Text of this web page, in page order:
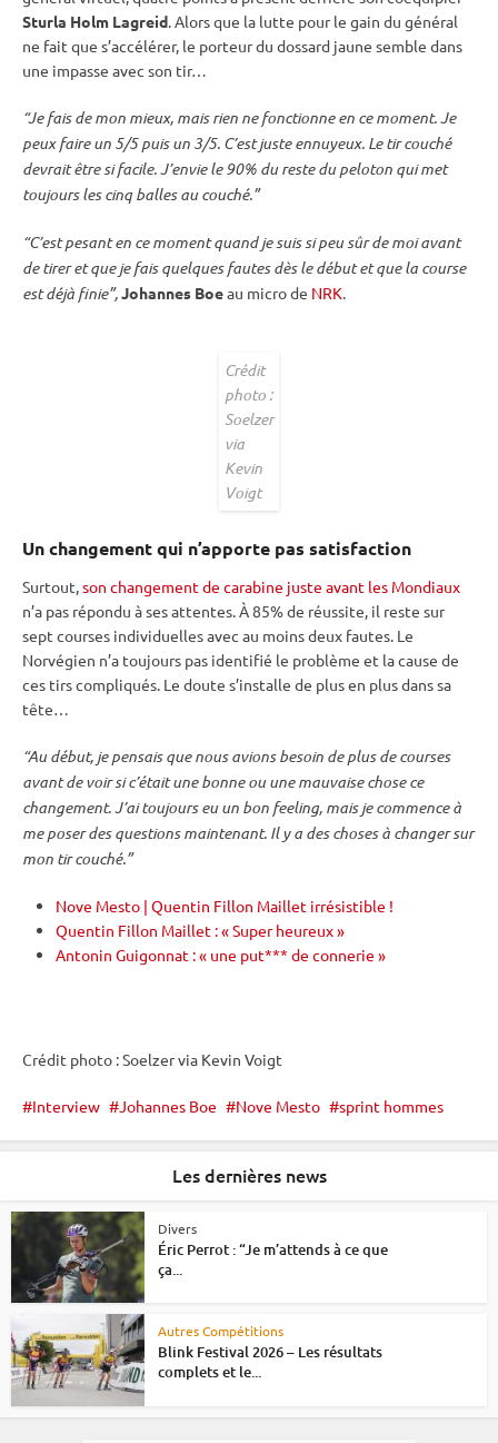
Sturla Holm Lagreid. Alors que la lutte pour le gain du général
ne fait que s’accélérer, le porteur du dossard jaune semble dans
une impasse avec son tir…
“Je fais de mon mieux, mais rien ne fonctionne en ce moment. Je
peux faire un 5/5 puis un 3/5. C’est juste ennuyeux. Le tircouché
devrait être si facile. J’envie le 90% du reste du peloton qui met
toujours les cinq balles aucouché.”
“C’est pesant en ce moment quand je suis si peu sûr de moi avant
de tirer et que je fais quelques fautes dès le début et que la course
est déjà finie”,Johannes Boeau micro de NRK.
Crédit
photo :
Soelzer
via
Kevin
Voigt
Un changement qui n’apporte pas satisfaction
Surtout,son changement de carabine juste avant les Mondiaux
n’a pas répondu à ses attentes. À 85% de réussite, il reste sur
sept courses individuelles avec au moins deux fautes. Le
Norvégien n’a toujours pas identifié le problème et la cause de
ces tirs compliqués. Le doute s’installe de plus en plus dans sa
tête…
“Au début, je pensais que nous avions besoin de plus de courses
avant de voir si c’était une bonne ou une mauvaise chose ce
changement. J’ai toujours eu un bon feeling, mais je commence à
me poser des questions maintenant. Il y a des choses à changer sur
mon tircouché.”
Nove Mesto | Quentin Fillon Maillet irrésistible !
Quentin Fillon Maillet : « Super heureux »
Antonin Guigonnat : « une put*** de connerie »
Crédit photo : Soelzer via Kevin Voigt
Interview Johannes Boe Nove Mesto sprint hommes
Les dernières news
Divers
Éric Perrot : “Je m’attends à ce que
ça...
Autres Compétitions
Blink Festival 2026 – Les résultats
complets et le...